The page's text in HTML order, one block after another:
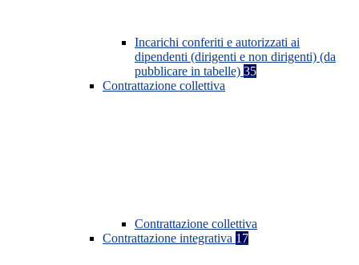
Incarichi conferiti e autorizzati ai
dipendenti (dirigenti e non dirigenti) (da
pubblicare in tabelle) 35
Contrattazione collettiva
Contrattazione collettiva
Contrattazione integrativa 17